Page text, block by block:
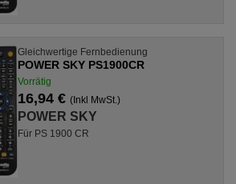
Gleichwertige Fernbedienung
POWER SKY PS1900CR
Vorrätig
16,94 € (Inkl MwSt.)
POWER SKY
Für PS 1900 CR